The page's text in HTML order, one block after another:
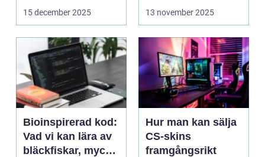
f&o...
15 december 2025
intelligens ...
13 november 2025
Bioinspirerad kod:
Vad vi kan lära av
bläckfiskar, mycel
Hur man kan sälja
CS-skins
framgångsrikt